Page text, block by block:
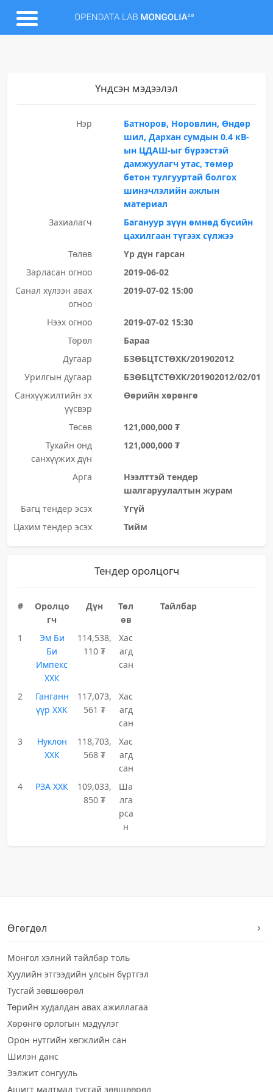
Үндсэн мэдээлэл
Нэр
Батноров, Норовлин, Өндөр
шил, Дархан сумдын 0.4 кВ-
ын ЦДАШ-ыг бүрээстэй
дамжуулагч утас, төмөр
бетон тулгууртай болгох
шинэчлэлийн ажлын
материал
Захиалагч
Багануур зүүн өмнөд бүсийн
цахилгаан түгээх сүлжээ
Төлөв
Үр дүн гарсан
Зарласан огноо
2019-06-02
Санал хүлээн авах
огноо
2019-07-02 15:00
Нээх огноо
2019-07-02 15:30
Төрөл
Бараа
Дугаар
БЗӨБЦТСТӨХК/201902012
Урилгын дугаар
БЗӨБЦТСТӨХК/201902012/02/01
Санхүүжилтийн эх
үүсвэр
Өөрийн хөрөнгө
Төсөв
121,000,000 ₮
Тухайн онд
санхүүжих дүн
121,000,000 ₮
Арга
Нээлттэй тендер
шалгаруулалтын журам
Багц тендер эсэх
Үгүй
Цахим тендер эсэх
Тийм
Тендер оролцогч
#
Оролцо
гч
Дүн
Төл
өв
Тайлбар
1
Эм Би
Би
Импекс
ХХК
114,538,
110 ₮
Хас
агд
сан
2
Ганганн
үүр ХХК
117,073,
561 ₮
Хас
агд
сан
3
Нуклон
ХХК
118,703,
568 ₮
Хас
агд
сан
4
РЗА ХХК
109,033,
850 ₮
Ша
лга
рса
н
Өгөгдөл
Монгол хэлний тайлбар толь
Хуулийн этгээдийн улсын бүртгэл
Тусгай зөвшөөрөл
Төрийн худалдан авах ажиллагаа
Хөрөнгө орлогын мэдүүлэг
Орон нутгийн хөгжлийн сан
Шилэн данс
Ээлжит сонгууль
Ашигт малтмал тусгай зөвшөөрөл